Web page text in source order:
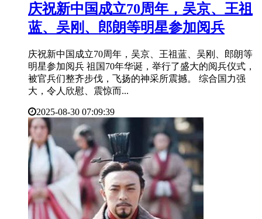
​庆祝新中国成立70周年，吴京、王祖
蓝、吴刚、郎朗等明星参加阅兵
庆祝新中国成立70周年，吴京、王祖蓝、吴刚、郎朗等
明星参加阅兵 祖国70年华诞，举行了盛大的阅兵仪式，
被官兵们整齐步伐，飞扬的神采所震撼。 综合国力强
大，令人欣慰、震惊而...
2025-08-30 07:09:39